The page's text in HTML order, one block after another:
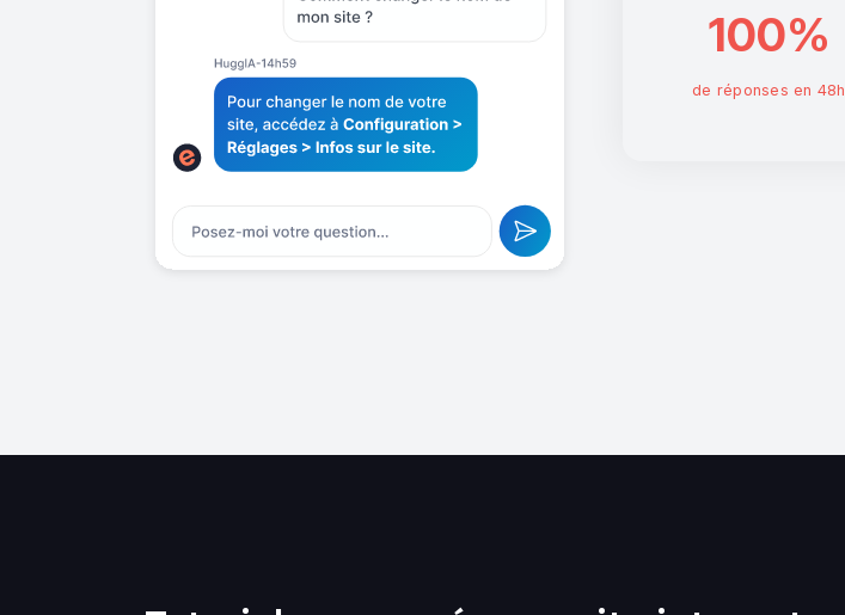
100%
de réponses en 48h